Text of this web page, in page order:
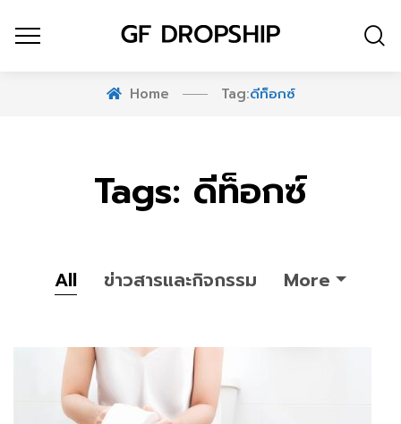
Home Tag:ดีท็อกซ์
Tags: ดีท็อกซ์
All ข่าวสารและกิจกรรม More